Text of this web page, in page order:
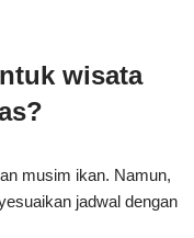
wisata
musim ikan. Namun,
jadwal dengan